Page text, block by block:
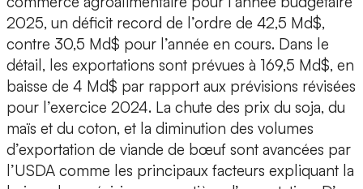
2025, un déficit record de l’ordre de 42,5 Md$,
contre 30,5 Md$ pour l’année en cours. Dans le
détail, les exportations sont prévues à 169,5 Md$, en
baisse de 4 Md$ par rapport aux prévisions révisées
pour l’exercice 2024. La chute des prix du soja, du
maïs et du coton, et la diminution des volumes
d’exportation de viande de bœuf sont avancées par
l’USDA comme les principaux facteurs expliquant la